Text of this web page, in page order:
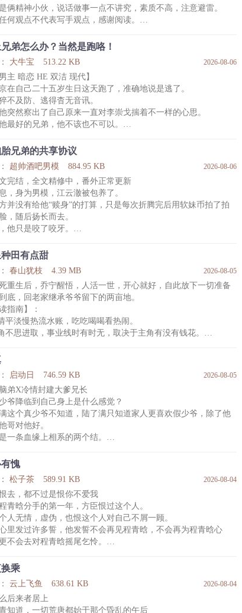
当初那被他勾搭的男生会识
俩精神小伙，说话做事一点不讲究，素质不高，注意避雷。
何观点不代表写手观点，感谢阅读。
弟怎么办？当然是跑咯！
大牛宝 513.22 KB 2026-08-06
男主 暗恋 HE 双洁 现代】
在自己二十五岁生日这天跑了，准确地说是逃了。
不及防、逃得杳无音讯。
突然察出了自己原来一直对李崇戈揣着不一样的心思。
最好的兄弟，他不该也不可以。
而横生出抓心挠肺的彻骨思念。
，回来看看也好，亲眼看着李崇戈结婚生子，看他白首偕老，这
时宜又见不得光的执念才能真正放下。
了，李崇戈这个人，从来不是别人可以随便招惹的。
：好消息，老婆开窍了，坏消
兄弟的共享协议
超帅酒吧男模 884.95 KB 2026-08-06
完结，全文精修中，番外正常更新
，身为男模，江云澈被包养了。
并没有给他“赎身”的打算，只是每次折腾完后用软妹币拍了拍
，随后扬长而去。
他只是咬了咬牙。
大人玩的很花，时而穿着一身贵气的西装，戴着眼睛仿佛斯文败
扮朝气，是大学里活力满满的阳光体育生。
己的穿着打扮也有要求。
澈一三五必须要穿正式的西装和皮鞋，二四六则要COS各种各样
小动物。
，秉持金主至上的原则，江云澈已正文完结，全文精修
种田有点甜
春山犹枝 4.39 MB 2026-08-05
重生后，乔宁醒悟，人活一世，开心就好，自此放下一切准备
底，回老家继承爷爷留下的两亩地。
指南】：
平淡慢热流水账，吃吃喝喝看热闹。
不思进取，事业线时有时无，取决于主角有没有钱花。
劳。
标签： 随身空间 田园 种田文 重生 美食 日常
启动日 746.59 KB 2026-08-05
弟X冷情封建大爹兄长
爷降临到自己身上是什么感觉？
这个真少爷不知道，陆了满只知道家人更喜欢假少爷，除了他
哥对他好。
一条血缘上相系的两个结。
他都落荒而逃。
都被他亲手毁掉了。包括他哥哥。
1.虽然是ABO世界观，但是很淡。比较细水长流。不是甜文。
哥攻
表：原创小说、BL、长篇、完结、正剧、致郁、ABO、骨科、
愧
松子茶 589.91 KB 2026-08-04
去，都不过是恨你不爱我
青晗分手的第一年，方臣恨过这个人。
人无情，虚伪，也恨这个人对自己不屑一顾。
里发过许多誓，他发誓不会再见程青晗，不会再为程青晗心
不会去对程青晗摇尾乞怜。
的心脏却背叛了他的意志，依旧在为程青晗砰砰跳动。
些年他恨来恨去，都不过是恨程青晗不爱自己。
以为自己分手后，早晚有一天能忘记方臣。
乘
云上飞鱼 638.61 KB 2026-08-04
后来者居上
知道，一切荒唐都始于那个昏乱的午后